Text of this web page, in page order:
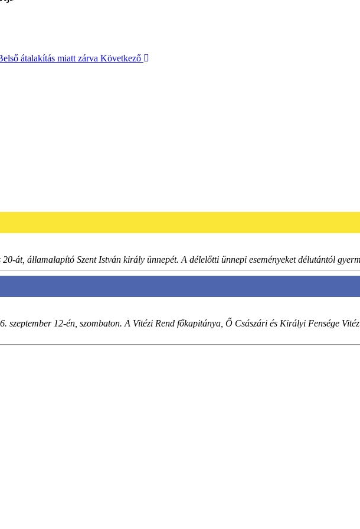
átalakítás miatt zárva Következő
át, államalapító Szent István király ünnepét. A délelőtti ünnepi eseményeket délutántól
szeptember 12-én, szombaton. A Vitézi Rend főkapitánya, Ő Császári és Királyi Fensége